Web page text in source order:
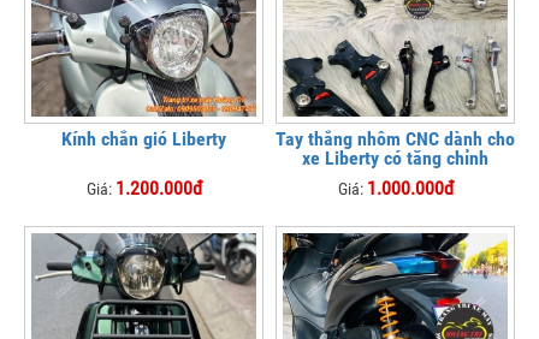
Kính chắn gió Liberty
Giá: 1.200.000đ
Tay thắng nhôm CNC dành cho
xe Liberty có tăng chỉnh
Giá: 1.000.000đ